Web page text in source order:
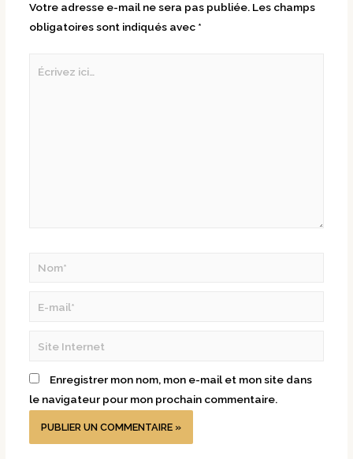
Votre adresse e-mail ne sera pas publiée.Les champs
obligatoires sont indiqués avec *
Enregistrer mon nom, mon e-mail et mon site dans
le navigateur pour mon prochain commentaire.